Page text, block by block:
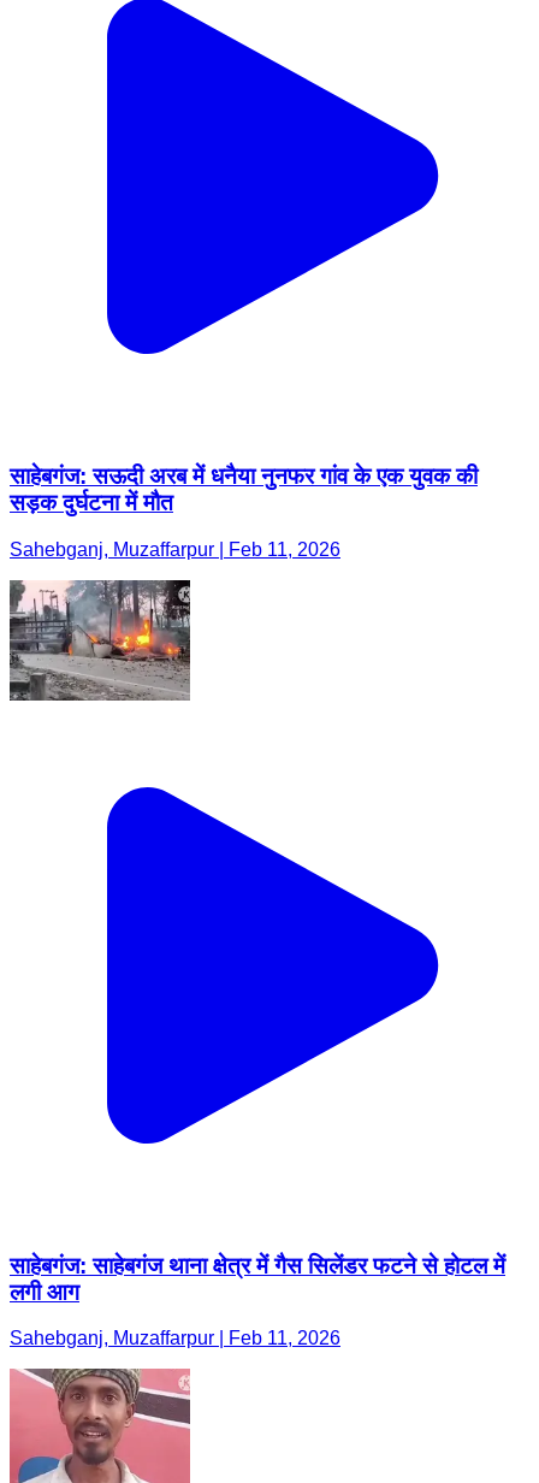
साहेबगंज: सऊदी अरब में धनैया नुनफर गांव के एक युवक की
सड़क दुर्घटना में मौत
Sahebganj, Muzaffarpur | Feb 11, 2026
साहेबगंज: साहेबगंज थाना क्षेत्र में गैस सिलेंडर फटने से होटल में
लगी आग
Sahebganj, Muzaffarpur | Feb 11, 2026